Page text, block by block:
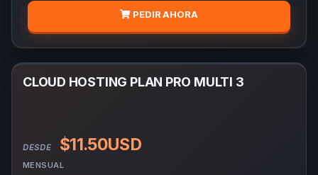
PEDIR AHORA
CLOUD HOSTING PLAN PRO MULTI 3
DESDE $11.50USD
MENSUAL